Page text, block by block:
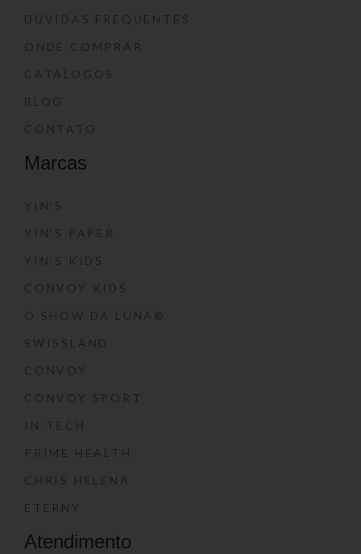
DÚVIDAS FREQUENTES
ONDE COMPRAR
CATÁLOGOS
BLOG
CONTATO
Marcas
YIN’S
YIN’S PAPER
YIN’S KIDS
CONVOY KIDS
O SHOW DA LUNA®
SWISSLAND
CONVOY
CONVOY SPORT
IN-TECH
PRIME HEALTH
CHRIS HELENA
ETERNY
Atendimento